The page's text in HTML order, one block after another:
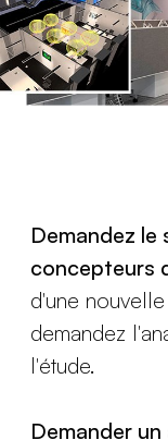
Demandez le
concepteurs
d'une
demandez
l'étude.
Demander